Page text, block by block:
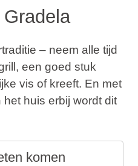
– neem alle tijd
een goed stuk
vis of kreeft. En met
huis erbij wordt dit
komen